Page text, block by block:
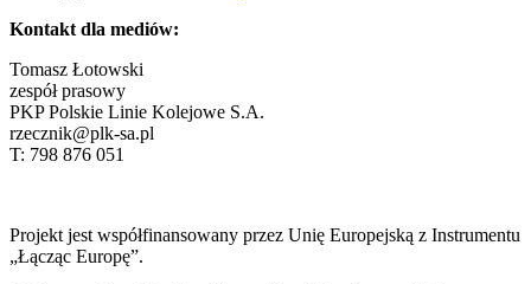
Kontakt dla mediów:
Tomasz Łotowski
zespół prasowy
PKP Polskie Linie Kolejowe S.A.
rzecznik@plk-sa.pl
T: 798 876 051
Projekt jest współfinansowany przez Unię Europejską z Instrumentu
„Łącząc Europę”.